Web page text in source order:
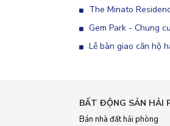
The Minato
Gem Park - Chung
Lễ bàn giao căn hộ
BẤT ĐỘNG SẢN HẢI
Bán nhà đất hải phòng